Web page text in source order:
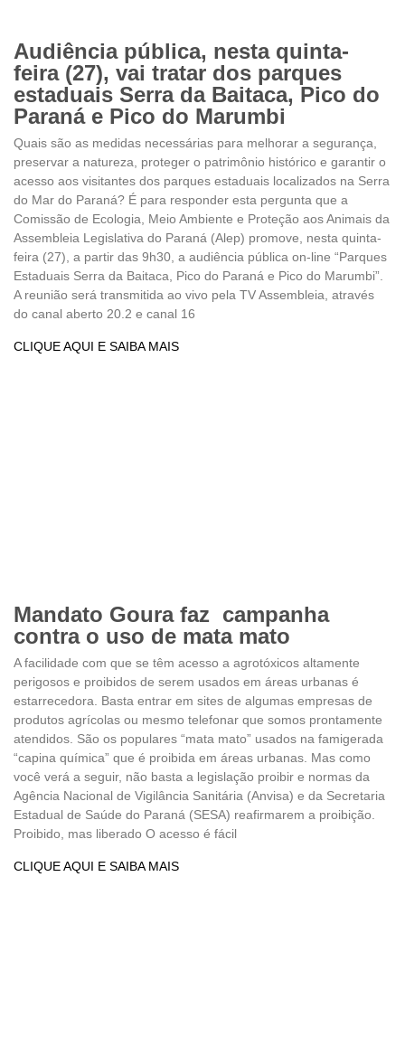
Audiência pública, nesta quinta-
feira (27), vai tratar dos parques
estaduais Serra da Baitaca, Pico do
Paraná e Pico do Marumbi
Quais são as medidas necessárias para melhorar a segurança,
preservar a natureza, proteger o patrimônio histórico e garantir o
acesso aos visitantes dos parques estaduais localizados na Serra
do Mar do Paraná? É para responder esta pergunta que a
Comissão de Ecologia, Meio Ambiente e Proteção aos Animais da
Assembleia Legislativa do Paraná (Alep) promove, nesta quinta-
feira (27), a partir das 9h30, a audiência pública on-line “Parques
Estaduais Serra da Baitaca, Pico do Paraná e Pico do Marumbi”.
A reunião será transmitida ao vivo pela TV Assembleia, através
do canal aberto 20.2 e canal 16
CLIQUE AQUI E SAIBA MAIS
Mandato Goura faz campanha
contra o uso de mata mato
A facilidade com que se têm acesso a agrotóxicos altamente
perigosos e proibidos de serem usados em áreas urbanas é
estarrecedora. Basta entrar em sites de algumas empresas de
produtos agrícolas ou mesmo telefonar que somos prontamente
atendidos. São os populares “mata mato” usados na famigerada
“capina química” que é proibida em áreas urbanas. Mas como
você verá a seguir, não basta a legislação proibir e normas da
Agência Nacional de Vigilância Sanitária (Anvisa) e da Secretaria
Estadual de Saúde do Paraná (SESA) reafirmarem a proibição.
Proibido, mas liberado O acesso é fácil
CLIQUE AQUI E SAIBA MAIS